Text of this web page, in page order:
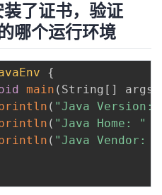
了证书，验证
哪个运行环境
{
main ( String [ ] args
( "Java Version:
( "Java Home: "
( "Java Vendor: "